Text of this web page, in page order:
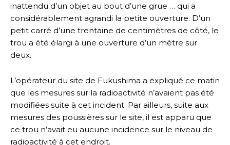
inattendu d’un objet au bout d’une grue … qui a
considérablement agrandi la petite ouverture. D’un
petit carré d’une trentaine de centimètres de côté, le
trou a été élargi à une ouverture d’un mètre sur
deux.
L’opérateur du site de Fukushima a expliqué ce matin
que les mesures sur la radioactivité n’avaient pas été
modifiées suite à cet incident. Par ailleurs, suite aux
mesures des poussières sur le site, il est apparu que
ce trou n’avait eu aucune incidence sur le niveau de
radioactivité à cet endroit.